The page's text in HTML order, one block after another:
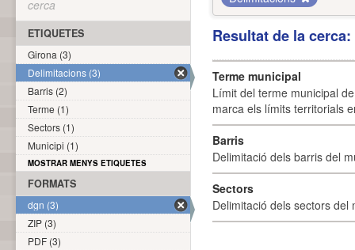
Resultat de la
Terme municipal
Límit del terme municipal
marca els límits territorials
Barris
Delimitació dels barris del
Sectors
Delimitació dels sectors del
cerca
ETIQUETES
Girona (3)
Delimitacions (3)
Barris (2)
Terme (1)
Sectors (1)
Municipi (1)
MOSTRAR MENYS ETIQUETES
FORMATS
dgn (3)
ZIP (3)
PDF (3)